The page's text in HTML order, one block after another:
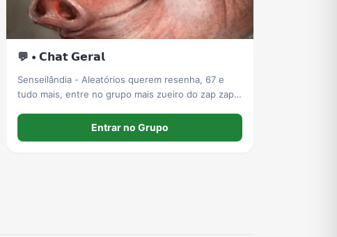
💬 • 𝗖𝗵𝗮𝘁 𝗚𝗲𝗿𝗮𝗹
Senseilândia - Aleatórios querem resenha, 67 e
tudo mais, entre no grupo mais zueiro do zap zap
as regras, é isso ✌️Entrar no Grupo